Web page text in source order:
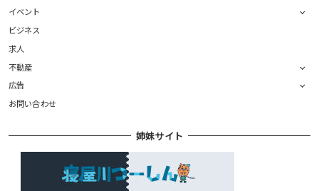
イベント
ビジネス
求人
不動産
広告
お問い合わせ
姉妹サイト